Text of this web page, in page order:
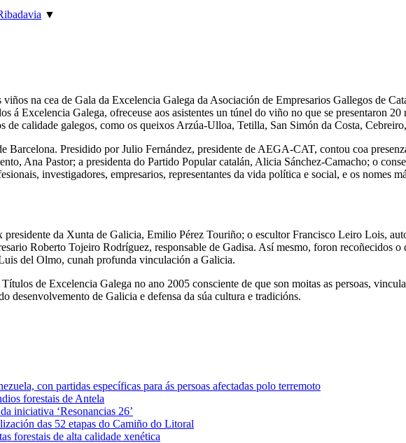
▼
na cea de Gala da Excelencia Galega da Asociación de Empresarios Gallegos de
á Excelencia Galega, ofreceuse aos asistentes un túnel do viño no que se presentaron
de calidade galegos, como os queixos Arzúa-Ulloa, Tetilla, San Simón da Costa,
Presidido por Julio Fernández, presidente de AEGA-CAT, contou coa
Ana Pastor; a presidenta do Partido Popular catalán, Alicia Sánchez-Camacho; o
investigadores, empresarios, representantes da vida política e social, e os nomes
presidente da Xunta de Galicia, Emilio Pérez Touriño; o escultor Francisco Leiro Lois,
Roberto Tojeiro Rodríguez, responsable de Gadisa. Así mesmo, foron recoñecidos
del Olmo, cunah profunda vinculación a Galicia.
de Excelencia Galega no ano 2005 consciente de que son moitas as persoas,
desenvolvemento de Galicia e defensa da súa cultura e tradicións.
con partidas específicas para ás persoas afectadas polo terremoto
forestais de Antela
iniciativa ‘Resonancias 26’
das 52 etapas do Camiño do Litoral
forestais de alta calidade xenética